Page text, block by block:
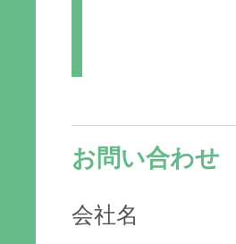
お問い合わせ
会社名